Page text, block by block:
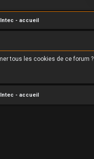
Intec - accueil
tous les cookies de ce forum ?
Intec - accueil